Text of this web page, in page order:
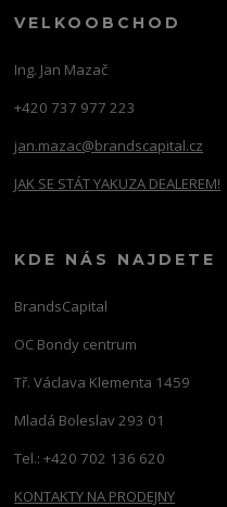
VELKOOBCHOD
Ing. Jan Mazač
+420 737 977 223
jan.mazac@brandscapital.cz
JAK SE STÁT YAKUZA DEALEREM!
KDE NÁS NAJDETE
BrandsCapital
OC Bondy centrum
Tř. Václava Klementa 1459
Mladá Boleslav 293 01
Tel.: +420 702 136 620
KONTAKTY NA PRODEJNY